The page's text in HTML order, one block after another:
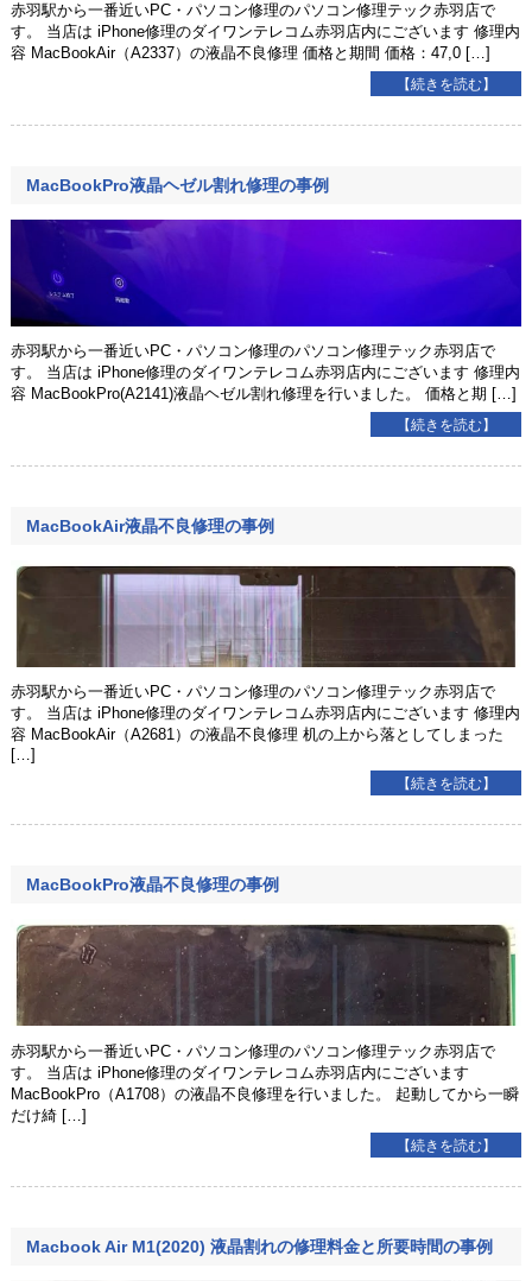
赤羽駅から一番近いPC・パソコン修理のパソコン修理テック赤羽店で
す。 当店は iPhone修理のダイワンテレコム赤羽店内にございます 修理内
容 MacBookAir（A2337）の液晶不良修理 価格と期間 価格：47,0 […]
【続きを読む】
MacBookPro液晶ヘゼル割れ修理の事例
赤羽駅から一番近いPC・パソコン修理のパソコン修理テック赤羽店で
す。 当店は iPhone修理のダイワンテレコム赤羽店内にございます 修理内
容 MacBookPro(A2141)液晶ヘゼル割れ修理を行いました。 価格と期 […]
【続きを読む】
MacBookAir液晶不良修理の事例
赤羽駅から一番近いPC・パソコン修理のパソコン修理テック赤羽店で
す。 当店は iPhone修理のダイワンテレコム赤羽店内にございます 修理内
容 MacBookAir（A2681）の液晶不良修理 机の上から落としてしまった
[…]
【続きを読む】
MacBookPro液晶不良修理の事例
赤羽駅から一番近いPC・パソコン修理のパソコン修理テック赤羽店で
す。 当店は iPhone修理のダイワンテレコム赤羽店内にございます
MacBookPro（A1708）の液晶不良修理を行いました。 起動してから一瞬
だけ綺 […]
【続きを読む】
Macbook Air M1(2020) 液晶割れの修理料金と所要時間の事例